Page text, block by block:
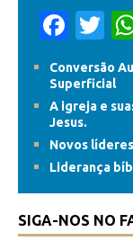
F
e
b
o
o
k
T
w
itt
er
Conversão
Superficial
A igreja e
Jesus.
Novos
Liderança
SIGA-NOS NO